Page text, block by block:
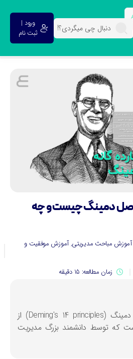
ورود |
ثبت نام
یا 14 اصل دمینگ چیست و چه
مباحث مدیریتی,آموزش موفقیت و
زمان مطالعه: 15 دقیقه
اصول دمینگ یا 14 اصل دمینگ (Deming's 14 principles) از
توسط دانشمند بزرگ مدیریت